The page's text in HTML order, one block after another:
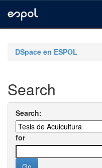
navigationDSpace en ESPOL
Search
Search:
for